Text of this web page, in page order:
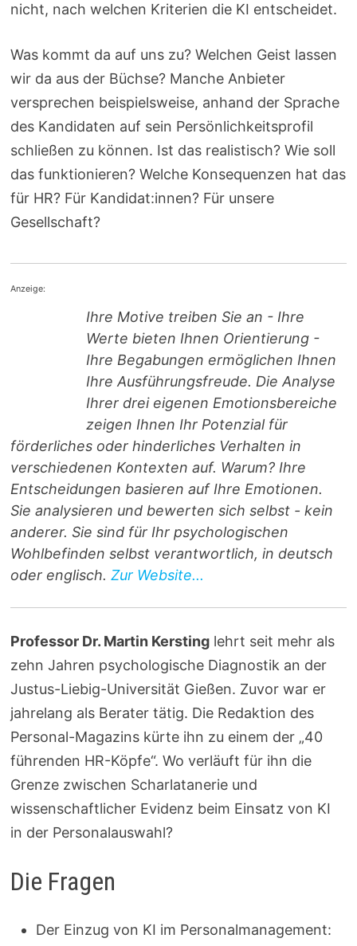
nicht, nach welchen Kriterien die KI entscheidet.
Was kommt da auf uns zu? Welchen Geist lassen
wir da aus der Büchse? Manche Anbieter
versprechen beispielsweise, anhand der Sprache
des Kandidaten auf sein Persönlichkeitsprofil
schließen zu können. Ist das realistisch? Wie soll
das funktionieren? Welche Konsequenzen hat das
für HR? Für Kandidat:innen? Für unsere
Gesellschaft?
Anzeige:
Ihre Motive treiben Sie an - Ihre
Werte bieten Ihnen Orientierung -
Ihre Begabungen ermöglichen Ihnen
Ihre Ausführungsfreude. Die Analyse
Ihrer drei eigenen Emotionsbereiche
zeigen Ihnen Ihr Potenzial für
förderliches oder hinderliches Verhalten in
verschiedenen Kontexten auf. Warum? Ihre
Entscheidungen basieren auf Ihre Emotionen.
Sie analysieren und bewerten sich selbst - kein
anderer. Sie sind für Ihr psychologischen
Wohlbefinden selbst verantwortlich, in deutsch
oder englisch.Zur Website...
Professor Dr. Martin Kersting lehrt seit mehr als
zehn Jahren psychologische Diagnostik an der
Justus-Liebig-Universität Gießen. Zuvor war er
jahrelang als Berater tätig. Die Redaktion des
Personal-Magazins kürte ihn zu einem der „40
führenden HR-Köpfe“. Wo verläuft für ihn die
Grenze zwischen Scharlatanerie und
wissenschaftlicher Evidenz beim Einsatz von KI
in der Personalauswahl?
Die Fragen
Der Einzug von KI im Personalmanagement: